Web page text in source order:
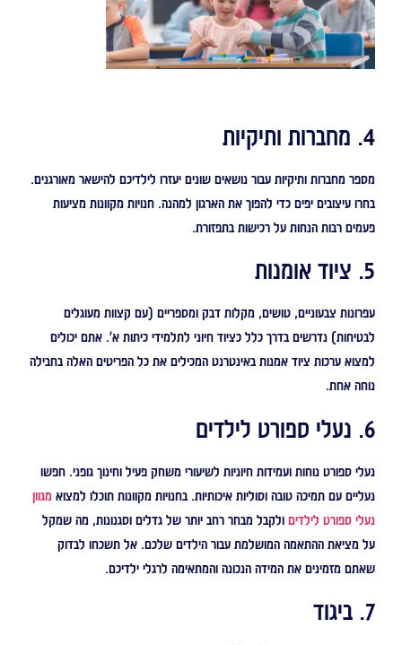
4. מחברות ותיקיות
מספר מחברות ותיקיות עבור נושאים שונים יעזרו לילדיכם להישאר מאורגנים.
בחרו עיצובים יפים כדי להפוך את הארגון למהנה. חנויות מקוונות מציעות
פעמים רבות הנחות על רכישות בתפזורת.
5. ציוד אומנות
עפרונות צבעוניים, טושים, מקלות דבק ומספריים (עם קצוות מעוגלים
לבטיחות) נדרשים בדרך כלל כציוד חיוני לתלמידי כיתות א'. אתם יכולים
למצוא ערכות ציוד אמנות באינטרנט המכילים את כל הפריטים האלה בחבילה
נוחה אחת.
6. נעלי ספורט לילדים
נעלי ספורט נוחות ועמידות חיוניות לשיעורי משחק פעיל וחינוך גופני. חפשו
נעליים עם תמיכה טובה וסוליות איכותיות. בחנויות מקוונות תוכלו למצוא מגוון
נעלי ספורט לילדים ולקבל מבחר רחב יותר של גדלים וסגנונות, מה שמקל
על מציאת ההתאמה המושלמת עבור הילדים שלכם. אל תשכחו לבדוק
שאתם מזמינים את המידה הנכונה והמתאימה לרגלי ילדיכם.
7. ביגוד